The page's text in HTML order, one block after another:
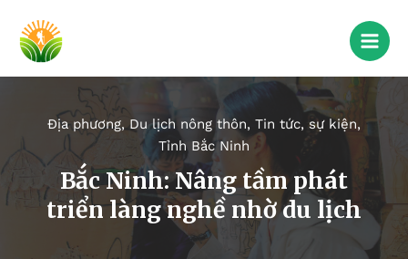
Địa phương,Du lịch nông thôn, Tin tức, sự kiện,
Tỉnh Bắc Ninh
Bắc Ninh: Nâng tầm phát
triển làng nghề nhờ du lịch